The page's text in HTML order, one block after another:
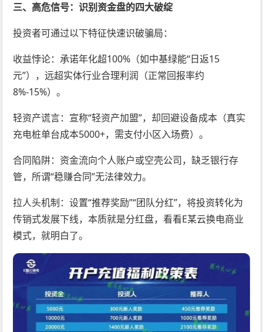
三、高危信号：识别资金盘的四大破绽
投资者可通过以下特征快速识破骗局：
收益悖论：承诺年化超100%（如中基绿能“日返15
元”），远超实体行业合理利润（正常回报率约
8%-15%）。
轻资产谎言：宣称“轻资产加盟”，却回避设备成本（真实
充电桩单台成本5000+，需支付小区入场费）。
合同陷阱：资金流向个人账户或空壳公司，缺乏银行存
管，所谓“稳赚合同”无法律效力。
拉人头机制：设置“推荐奖励”“团队分红”，将投资转化为
传销式发展下线，本质就是分红盘，看看E某云换电商业
模式，就明白了。